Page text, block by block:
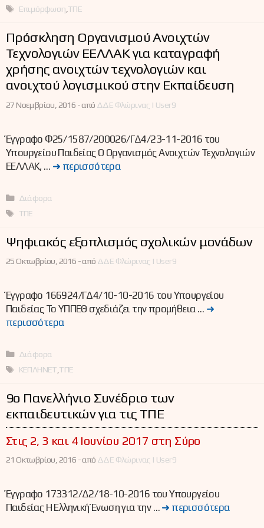
Ετικέτες
Επιμόρφωση,ΤΠΕ
Πρόσκληση Οργανισμού Ανοιχτών
Τεχνολογιών ΕΕΛΛΑΚ για καταγραφή
χρήσης ανοιχτών τεχνολογιών και
ανοιχτού λογισμικού στην Εκπαίδευση
27 Νοεμβρίου, 2016 -από ΔΔΕ Φλώρινας | User9
Έγγραφο Φ25/1587/200026/ΓΔ4/23-11-2016 του
Υπουργείου Παιδείας Ο Οργανισμός Ανοιχτών Τεχνολογιών
ΕΕΛΛΑΚ, … ➜ περισσότερα
Κατηγορίες
Διάφορα
Ετικέτες
ΤΠΕ
Ψηφιακός εξοπλισμός σχολικών μονάδων
25 Οκτωβρίου, 2016 -από ΔΔΕ Φλώρινας | User9
Έγγραφο 166924/ΓΔ4/10-10-2016 του Υπουργείου
Παιδείας Το ΥΠΠΕΘ σχεδιάζει την προμήθεια … ➜
περισσότερα
Κατηγορίες
Διάφορα
Ετικέτες
ΚΕΠΛΗΝΕΤ ΤΠΕ
9ο Πανελλήνιο Συνέδριο των
εκπαιδευτικών για τις ΤΠΕ
Στις 2, 3 και 4 Ιουνίου 2017 στη Σύρο
21 Οκτωβρίου, 2016 -από ΔΔΕ Φλώρινας | User9
Έγγραφο 173312/Δ2/18-10-2016 του Υπουργείου
Παιδείας Η Ελληνική Ένωση για την … ➜ περισσότερα